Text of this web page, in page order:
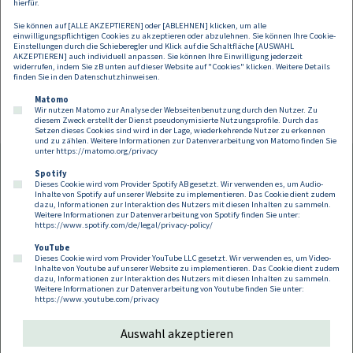
Bei Interesse an der Veranstaltung, senden Sie eine Teilnahmeanfrage
an:
susanna.janovsky@dorda.at
Footer
Kontakt Datenschutz
Impressum
Compliance
Cookies
hierfür.
Sie können auf [ALLE AKZEPTIEREN] oder [ABLEHNEN] klicken, um alle
einwilligungspflichtigen Cookies zu akzeptieren oder abzulehnen. Sie können Ihre Cookie-
Einstellungen durch die Schieberegler und Klick auf die Schaltfläche [AUSWAHL
AKZEPTIEREN] auch individuell anpassen. Sie können Ihre Einwilligung jederzeit
widerrufen, indem Sie zB unten auf dieser Website auf "Cookies" klicken. Weitere Details
finden Sie in den Datenschutzhinweisen.
Matomo
Wir nutzen Matomo zur Analyse der Webseitenbenutzung durch den Nutzer. Zu
diesem Zweck erstellt der Dienst pseudonymisierte Nutzungsprofile. Durch das
Setzen dieses Cookies sind wird in der Lage, wiederkehrende Nutzer zu erkennen
und zu zählen. Weitere Informationen zur Datenverarbeitung von Matomo finden Sie
unter https://matomo.org/privacy
Spotify
Dieses Cookie wird vom Provider Spotify AB gesetzt. Wir verwenden es, um Audio-
Inhalte von Spotify auf unserer Website zu implementieren. Das Cookie dient zudem
dazu, Informationen zur Interaktion des Nutzers mit diesen Inhalten zu sammeln.
Weitere Informationen zur Datenverarbeitung von Spotify finden Sie unter:
https://www.spotify.com/de/legal/privacy-policy/
YouTube
Dieses Cookie wird vom Provider YouTube LLC gesetzt. Wir verwenden es, um Video-
Inhalte von Youtube auf unserer Website zu implementieren. Das Cookie dient zudem
dazu, Informationen zur Interaktion des Nutzers mit diesen Inhalten zu sammeln.
Weitere Informationen zur Datenverarbeitung von Youtube finden Sie unter:
https://www.youtube.com/privacy
Auswahl akzeptieren
Follow us on:
Copyright 2026